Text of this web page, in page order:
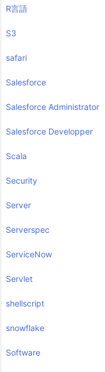
R言語
S3
safari
Salesforce
Salesforce Administrator
Salesforce Developper
Scala
Security
Server
Serverspec
ServiceNow
Servlet
shellscript
snowflake
Software